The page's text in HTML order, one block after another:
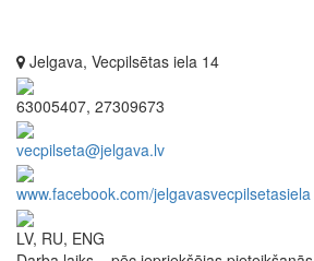
Jelgava, Vecpilsētas iela 14
63005407, 27309673
vecpilseta@jelgava.lv
www.facebook.com/jelgavasvecpilsetasiela
LV, RU, ENG